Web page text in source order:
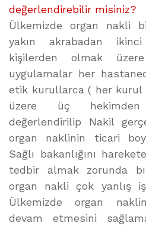
değerlendirebilir misiniz?
Ülkemizde organ nakli
yakın akrabadan
kişilerden olmak
uygulamalar her
etik kurullarca ( her
üzere üç hekimden
değerlendirilip Nakil
organ naklinin ticari
Sağlı bakanlığını
tedbir almak zorunda
organ nakli çok yanlış
Ülkemizde organ
devam etmesini